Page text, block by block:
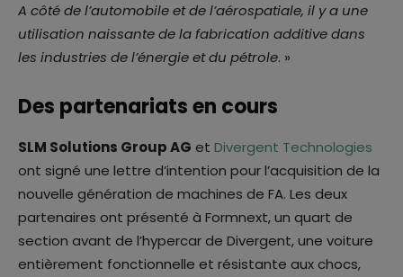
A côté de l’automobile et de l’aérospatiale, il y a une
utilisation naissante de la fabrication additive dans
les industries de l’énergie et du pétrole. »
Des partenariats en cours
SLM Solutions Group AG et Divergent Technologies
ont signé une lettre d’intention pour l’acquisition de la
nouvelle génération de machines de FA. Les deux
partenaires ont présenté à Formnext, un quart de
section avant de l’hypercar de Divergent, une voiture
entièrement fonctionnelle et résistante aux chocs,